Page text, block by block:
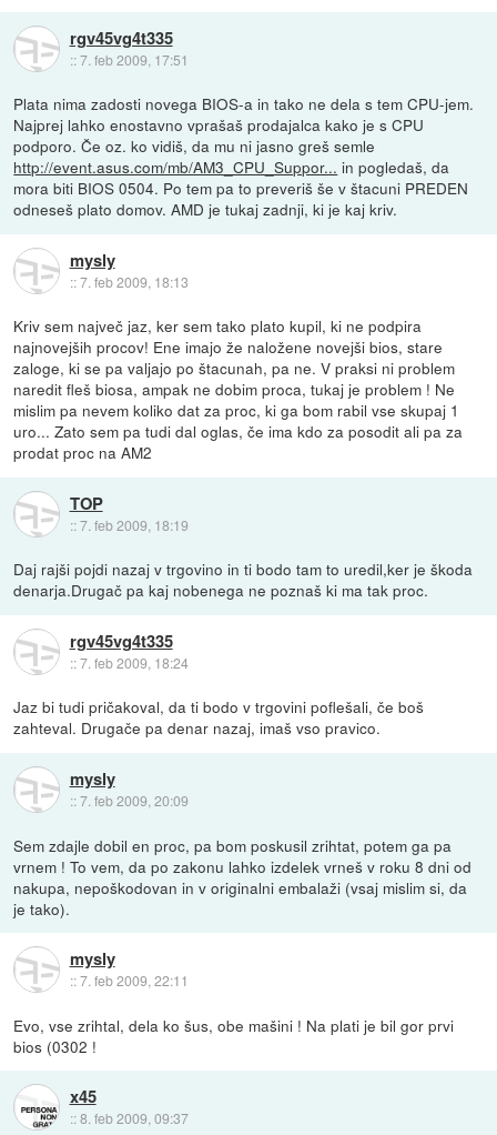
rgv45vg4t335
::7. feb 2009, 17:51
Plata nima zadosti novega BIOS-a in tako ne dela s tem CPU-jem.
Najprej lahko enostavno vprašaš prodajalca kako je s CPU
podporo. Če oz. ko vidiš, da mu ni jasno greš semle
http://event.asus.com/mb/AM3_CPU_Suppor... in pogledaš, da
mora biti BIOS 0504. Po tem pa to preveriš še v štacuni PREDEN
odneseš plato domov. AMD je tukaj zadnji, ki je kaj kriv.
mysly
::7. feb 2009, 18:13
Kriv sem največ jaz, ker sem tako plato kupil, ki ne podpira
najnovejših procov! Ene imajo že naložene novejši bios, stare
zaloge, ki se pa valjajo po štacunah, pa ne. V praksi ni problem
naredit fleš biosa, ampak ne dobim proca, tukaj je problem ! Ne
mislim pa nevem koliko dat za proc, ki ga bom rabil vse skupaj 1
uro... Zato sem pa tudi dal oglas, če ima kdo za posodit ali pa za
prodat proc na AM2
TOP
::7. feb 2009, 18:19
Daj rajši pojdi nazaj v trgovino in ti bodo tam to uredil,ker je škoda
denarja.Drugač pa kaj nobenega ne poznaš ki ma tak proc.
rgv45vg4t335
::7. feb 2009, 18:24
Jaz bi tudi pričakoval, da ti bodo v trgovini poflešali, če boš
zahteval. Drugače pa denar nazaj, imaš vso pravico.
mysly
::7. feb 2009, 20:09
Sem zdajle dobil en proc, pa bom poskusil zrihtat, potem ga pa
vrnem ! To vem, da po zakonu lahko izdelek vrneš v roku 8 dni od
nakupa, nepoškodovan in v originalni embalaži (vsaj mislim si, da
je tako).
mysly
::7. feb 2009, 22:11
Evo, vse zrihtal, dela ko šus, obe mašini ! Na plati je bil gor prvi
bios (0302 !
x45
::8. feb 2009, 09:37